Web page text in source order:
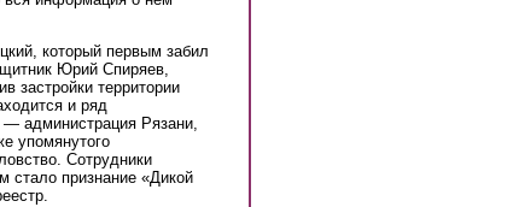
который первым забил
Юрий Спиряев,
застройки территории
и ряд
— администрация Рязани,
упомянутого
Сотрудники
стало признание «Дикой